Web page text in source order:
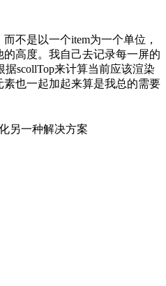
不是以一个item为一个单位，
高度。我自己去记录每一屏的
据scollTop来计算当前应该渲染
也一起加起来算是我总的需要